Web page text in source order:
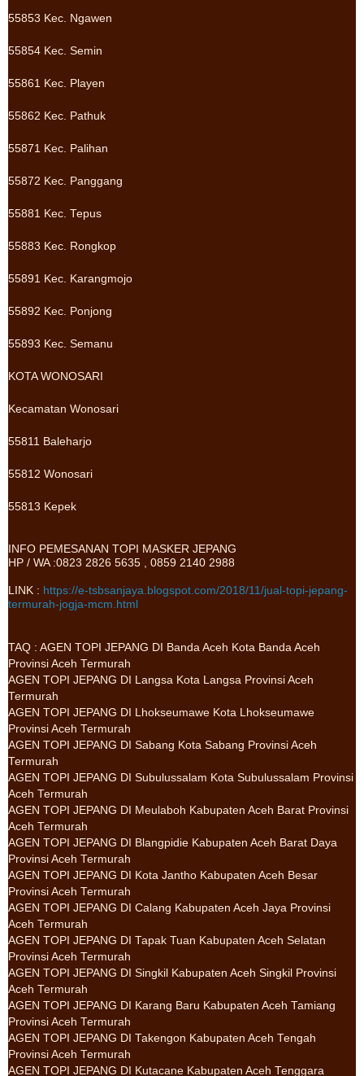
55853 Kec. Ngawen
55854 Kec. Semin
55861 Kec. Playen
55862 Kec. Pathuk
55871 Kec. Palihan
55872 Kec. Panggang
55881 Kec. Tepus
55883 Kec. Rongkop
55891 Kec. Karangmojo
55892 Kec. Ponjong
55893 Kec. Semanu
KOTA WONOSARI
Kecamatan Wonosari
55811 Baleharjo
55812 Wonosari
55813 Kepek
INFO PEMESANAN TOPI MASKER JEPANG
HP / WA :0823 2826 5635 , 0859 2140 2988
LINK : https://e-tsbsanjaya.blogspot.com/2018/11/jual-topi-jepang-
termurah-jogja-mcm.html
TAQ : AGEN TOPI JEPANG DI Banda Aceh Kota Banda Aceh
Provinsi Aceh Termurah
AGEN TOPI JEPANG DI Langsa Kota Langsa Provinsi Aceh
Termurah
AGEN TOPI JEPANG DI Lhokseumawe Kota Lhokseumawe
Provinsi Aceh Termurah
AGEN TOPI JEPANG DI Sabang Kota Sabang Provinsi Aceh
Termurah
AGEN TOPI JEPANG DI Subulussalam Kota Subulussalam Provinsi
Aceh Termurah
AGEN TOPI JEPANG DI Meulaboh Kabupaten Aceh Barat Provinsi
Aceh Termurah
AGEN TOPI JEPANG DI Blangpidie Kabupaten Aceh Barat Daya
Provinsi Aceh Termurah
AGEN TOPI JEPANG DI Kota Jantho Kabupaten Aceh Besar
Provinsi Aceh Termurah
AGEN TOPI JEPANG DI Calang Kabupaten Aceh Jaya Provinsi
Aceh Termurah
AGEN TOPI JEPANG DI Tapak Tuan Kabupaten Aceh Selatan
Provinsi Aceh Termurah
AGEN TOPI JEPANG DI Singkil Kabupaten Aceh Singkil Provinsi
Aceh Termurah
AGEN TOPI JEPANG DI Karang Baru Kabupaten Aceh Tamiang
Provinsi Aceh Termurah
AGEN TOPI JEPANG DI Takengon Kabupaten Aceh Tengah
Provinsi Aceh Termurah
AGEN TOPI JEPANG DI Kutacane Kabupaten Aceh Tenggara